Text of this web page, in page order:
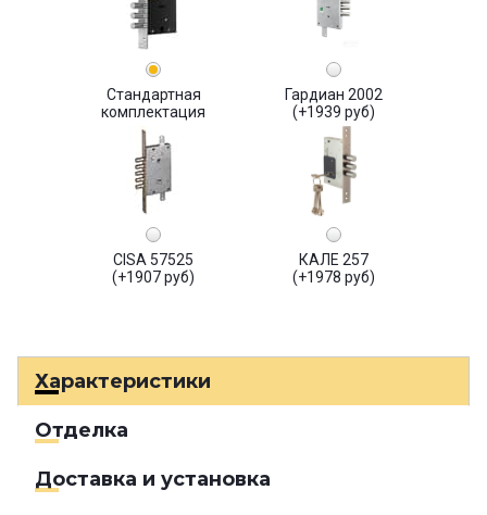
Стандартная
комплектация
Гардиан 2002
(+1939 руб)
CISA 57525
(+1907 руб)
КАЛЕ 257
(+1978 руб)
Характеристики
Отделка
Доставка и установка